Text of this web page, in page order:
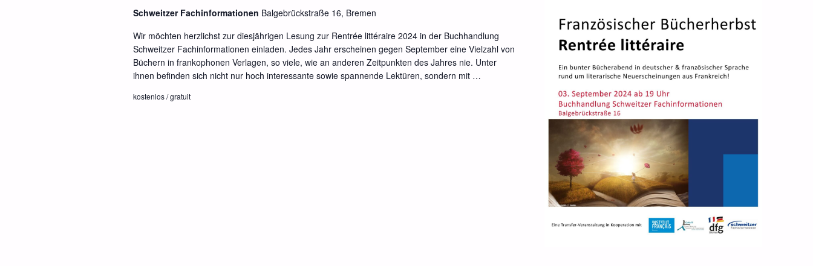
Schweitzer Fachinformationen Balgebrückstraße 16, Bremen
Wir möchten herzlichst zur diesjährigen Lesung zur Rentrée littéraire 2024 in der Buchhandlung
Schweitzer Fachinformationen einladen. Jedes Jahr erscheinen gegen September eine Vielzahl von
Büchern in frankophonen Verlagen, so viele, wie an anderen Zeitpunkten des Jahres nie. Unter
ihnen befinden sich nicht nur hoch interessante sowie spannende Lektüren, sondern mit …
kostenlos / gratuit